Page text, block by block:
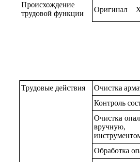
Происхождение
трудовой функции
Оригинал
Трудовые действия
Очистка
Контроль
Очистка
вручную,
Обработка